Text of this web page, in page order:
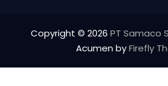
Copyright © 2026 PT Samaco
Acumen byFirefly